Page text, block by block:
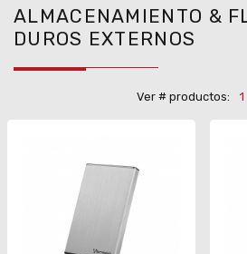
ALMACENAMIENTO &
DUROS EXTERNOS
Ver # productos: 1